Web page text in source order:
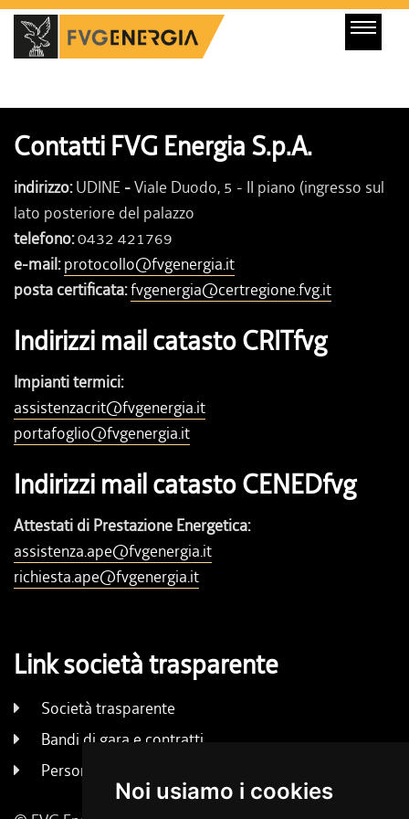
Noi usiamo i cookies
Contatti FVG Energia S.p.A.
indirizzo:UDINE -Viale Duodo, 5 - II piano (ingresso sul
lato posteriore del palazzo
telefono:0432 421769
e-mail:protocollo@fvgenergia.it
posta certificata:fvgenergia@certregione.fvg.it
Indirizzi mail catasto CRITfvg
Impianti termici:
assistenzacrit@fvgenergia.it
portafoglio@fvgenergia.it
Indirizzi mail catasto CENEDfvg
Attestati di Prestazione Energetica:
assistenza.ape@fvgenergia.it
richiesta.ape@fvgenergia.it
Link società trasparente
Società trasparente
Bandi di gara e contratti
Persone e uffici